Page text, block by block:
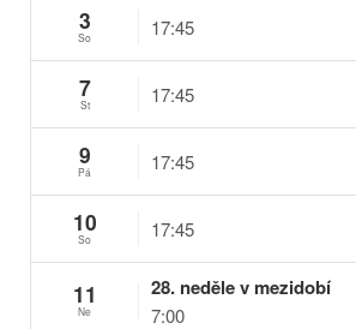
3
So 17:45
7
St 17:45
9
Pá 17:45
10
So 17:45
11
Ne
28. neděle v mezidobí
7:00